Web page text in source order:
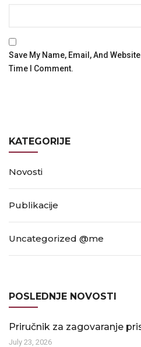
Save My Name, Email, And
Time I Comment.
KATEGORIJE
Novosti
Publikacije
Uncategorized @me
POSLEDNJE NOVOSTI
Priručnik za zagovaranje
July 23, 2026